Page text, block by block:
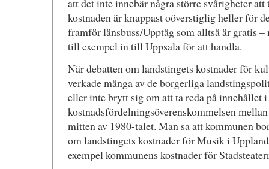
att det inte innebär några större svårigheter
kostnaden är knappast oöverstiglig heller för
framför länsbuss/Upptåg som alltså är gratis –
till exempel in till Uppsala för att handla.
När debatten om landstingets kostnader för
verkade många av de borgerliga
eller inte brytt sig om att ta reda på innehållet
kostnadsfördelningsöverenskommelsen
mitten av 1980-talet. Man sa att kommunen
om landstingets kostnader för Musik i
exempel kommunens kostnader för